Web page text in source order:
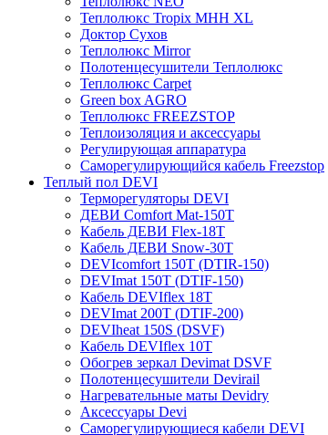
Теплолюкс Tropix МНН XL
Доктор Сухов
Теплолюкс Mirror
Полотенцесушители Теплолюкс
Теплолюкс Carpet
Green box AGRO
Теплолюкс FREEZSTOP
Теплоизоляция и аксессуары
Регулирующая аппаратура
Cаморегулирующийся кабель Freezstop
Теплый пол DEVI
Терморегуляторы DEVI
ДЕВИ Comfort Mat-150T
Кабель ДЕВИ Flex-18T
Кабель ДЕВИ Snow-30T
DEVIcomfort 150T (DTIR-150)
DEVImat 150T (DTIF-150)
Кабель DEVIflex 18T
DEVImat 200T (DTIF-200)
DEVIheat 150S (DSVF)
Кабель DEVIflex 10T
Обогрев зеркал Devimat DSVF
Полотенцесушители Devirail
Нагревательные маты Devidry
Аксессуары Devi
Саморегулирующиеся кабели DEVI